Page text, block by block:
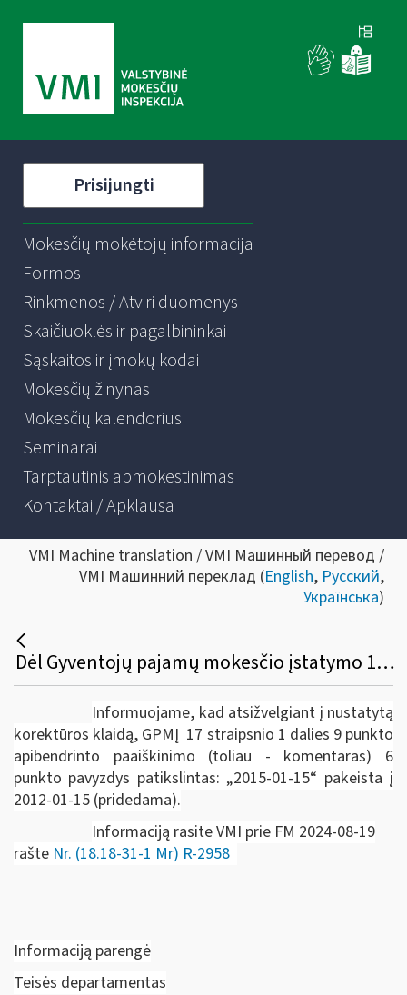
Prisijungti
Mokesčių mokėtojų informacija
Formos
Rinkmenos / Atviri duomenys
Skaičiuoklės ir pagalbininkai
Sąskaitos ir įmokų kodai
Mokesčių žinynas
Mokesčių kalendorius
Seminarai
Tarptautinis apmokestinimas
Kontaktai / Apklausa
VMI Machine translation / VMI Машинный перевод /
VMI Машинний переклад (English, Русский,
Українська)
Dėl Gyventojų pajamų mokesčio įstatymo 17 straipsnio 1 dalies 9 punkto komentaro patikslinimo
Informuojame, kad atsižvelgiant į nustatytą
korektūros klaidą, GPMĮ 17 straipsnio 1 dalies 9 punkto
apibendrinto paaiškinimo (toliau - komentaras) 6
punkto pavyzdys patikslintas: „2015-01-15“ pakeista į
2012-01-15 (pridedama).
Informaciją rasite VMI prie FM 2024-08-19
rašte Nr. (18.18-31-1 Mr) R-2958
Informaciją parengė
Teisės departamentas